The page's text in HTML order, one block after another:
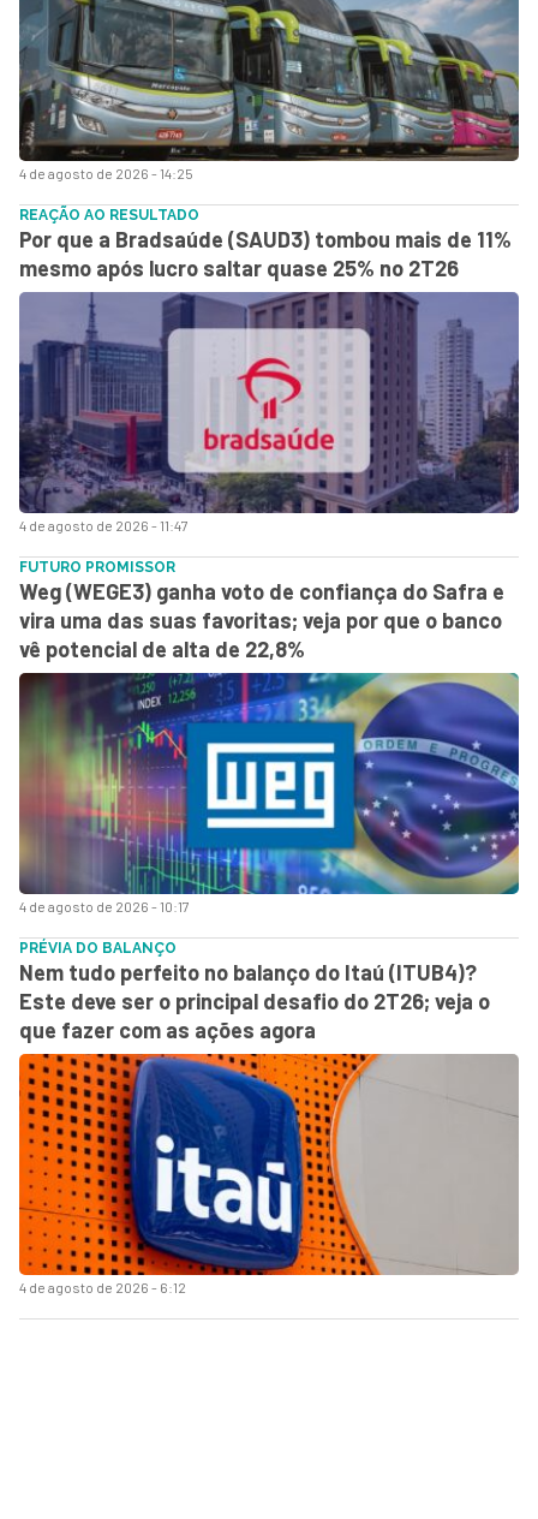
4 de agosto de 2026 - 14:25
4 de agosto de 2026 - 11:47
REAÇÃO AO RESULTADO
Por que a Bradsaúde (SAUD3) tombou mais de 11%
mesmo após lucro saltar quase 25% no 2T26
4 de agosto de 2026 - 10:17
FUTURO PROMISSOR
Weg (WEGE3) ganha voto de confiança do Safra e
vira uma das suas favoritas; veja por que o banco
vê potencial de alta de 22,8%
4 de agosto de 2026 - 6:12
PRÉVIA DO BALANÇO
Nem tudo perfeito no balanço do Itaú (ITUB4)?
Este deve ser o principal desafio do 2T26; veja o
que fazer com as ações agora